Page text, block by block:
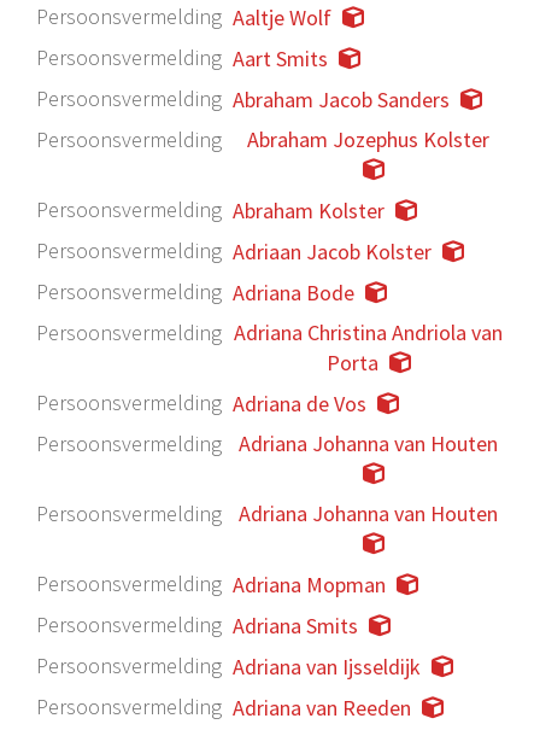
Persoonsvermelding Aaltje Wolf
Persoonsvermelding Aart Smits
Persoonsvermelding Abraham Jacob Sanders
Persoonsvermelding
Abraham Jozephus Kolster
Persoonsvermelding Abraham Kolster
Persoonsvermelding Adriaan Jacob Kolster
Persoonsvermelding Adriana Bode
Persoonsvermelding Adriana Christina Andriola van
Porta
Persoonsvermelding Adriana de Vos
Persoonsvermelding
Adriana Johanna van Houten
Persoonsvermelding Adriana Johanna van Houten
Persoonsvermelding Adriana Mopman
Persoonsvermelding Adriana Smits
Persoonsvermelding Adriana van Ijsseldijk
Persoonsvermelding Adriana van Reeden